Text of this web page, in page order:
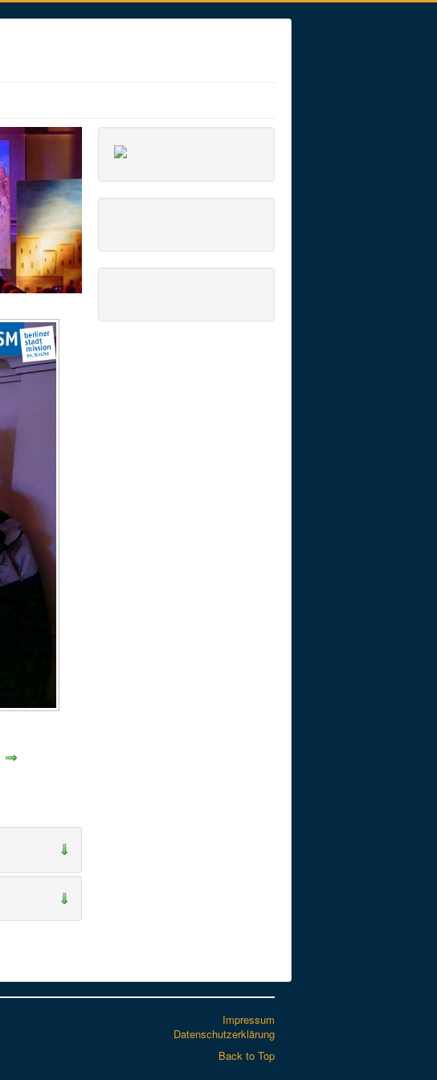
Impressum
Datenschutzerklärung
Back to Top